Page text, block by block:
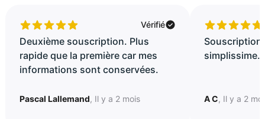
Vérifié
Deuxième souscription. Plus
rapide que la première car mes
informations sont conservées.
Pascal Lallemand, Il y a 2 mois
Souscription
A C, Il y a 2